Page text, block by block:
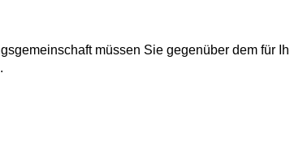
müssen Sie gegenüber dem für